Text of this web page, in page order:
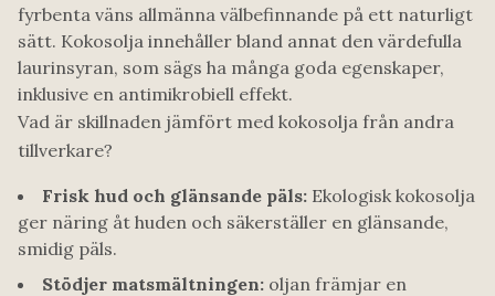
fyrbenta väns allmänna välbefinnande på ett naturligt
sätt. Kokosolja innehåller bland annat den värdefulla
laurinsyran, som sägs ha många goda egenskaper,
inklusive en antimikrobiell effekt.
Vad är skillnaden jämfört med kokosolja från andra
tillverkare?
Frisk hud och glänsande päls: Ekologisk kokosolja
ger näring åt huden och säkerställer en glänsande,
smidig päls.
Stödjer matsmältningen: oljan främjar en